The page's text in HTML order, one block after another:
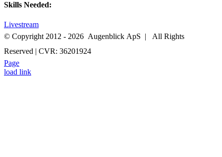
Skills Needed:
Livestream
© Copyright 2012 - 2026 Augenblick ApS | All Rights
Reserved | CVR: 36201924
Page
load link